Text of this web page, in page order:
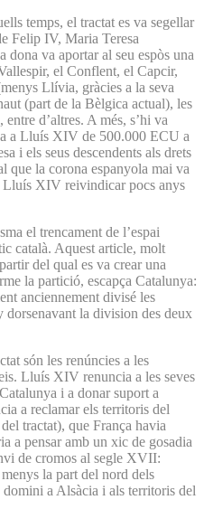
temps, el tractat es va segellar
Felip IV, Maria Teresa
va aportar al seu espòs una
el Conflent, el Capcir,
Llívia, gràcies a la seva
(part de la Bèlgica actual), les
d’altres. A més, s’hi va
a Lluís XIV de 500.000 ECU a
i els seus descendents als drets
que la corona espanyola mai va
Lluís XIV reivindicar pocs anys
el trencament de l’espai
català. Aquest article, molt
del qual es va crear una
la partició, escapça Catalunya:
anciennement divisé les
dorsenavant la division des deux
són les renúncies a les
Lluís XIV renuncia a les seves
i a donar suport a
a reclamar els territoris del
tractat), que França havia
a pensar amb un xic de gosadia
de cromos al segle XVII:
la part del nord dels
a Alsàcia i als territoris del